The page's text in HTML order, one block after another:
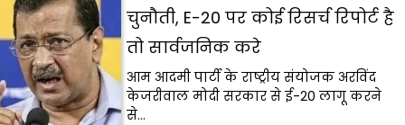
चुनौती, E-20 पर कोई रिसर्च रिपोर्ट है
तो सार्वजनिक करे
आम आदमी पार्टी के राष्ट्रीय संयोजक अरविंद
केजरीवाल मोदी सरकार से ई-20 लागू करने
से…